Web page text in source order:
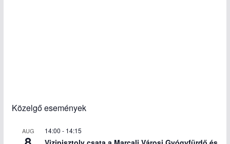
Közelgő események
AUG 14:00 - 14:15